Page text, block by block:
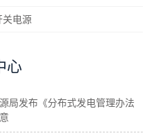
关电源
心
局发布《分布式发电管理办法